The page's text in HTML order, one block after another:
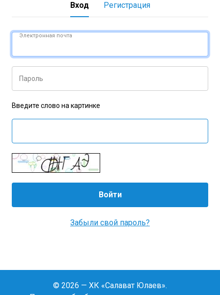
Вход Регистрация
Электронная почта
Пароль
Введите слово на картинке
Забыли свой пароль?
© 2026 — ХК «Салават Юлаев».